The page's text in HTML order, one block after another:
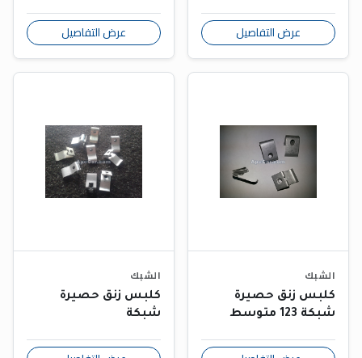
عرض التفاصيل عرض التفاصيل
الشبك
كلبس زنق حصيرة
شبكة 123 متوسط
الشبك
كلبس زنق حصيرة
شبكة